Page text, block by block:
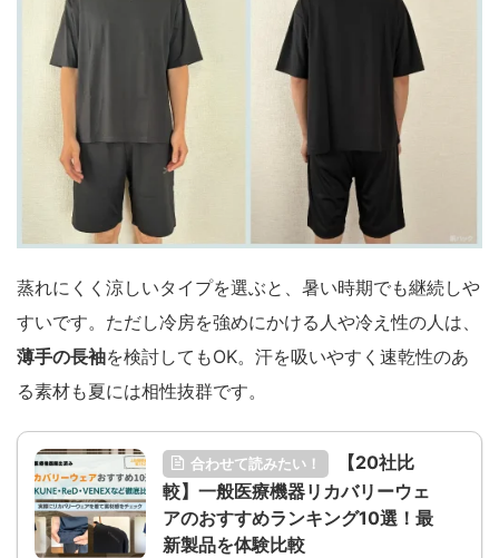
蒸れにくく涼しいタイプを選ぶと、暑い時期でも継続しや
すいです。ただし冷房を強めにかける人や冷え性の人は、
薄手の長袖を検討してもOK。汗を吸いやすく速乾性のあ
る素材も夏には相性抜群です。
合わせて読みたい！
【20社比
較】一般医療機器リカバリーウェ
アのおすすめランキング10選！最
新製品を体験比較